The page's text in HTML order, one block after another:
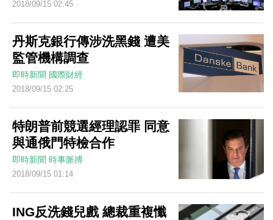
2018/09/15 02:45
丹斯克銀行傳涉洗黑錢 遭美
監管機構調查
即時新聞 國際財經
2018/09/15 02:25
特朗普前競選經理認罪 同意
與通俄門特檢合作
即時新聞 時事脈搏
2018/09/15 01:14
ING反洗錢兒戲 總裁重複懺